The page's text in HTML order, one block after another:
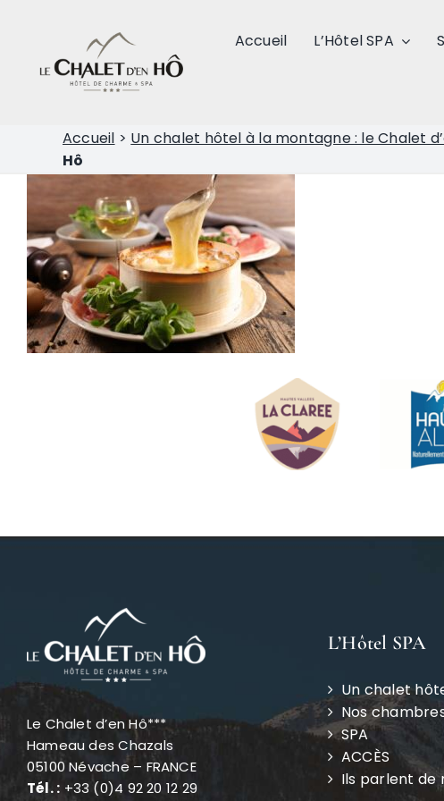
Accueil L’Hôtel SPA
Accueil > Un chalet hôtel à la montagne : le Chalet
Hô
Le Chalet d’en Hô***
Hameau des Chazals
05100 Névache – FRANCE
Tél. : +33 (0)4 92 20 12 29
L’Hôtel SPA
Un chalet
Nos
SPA
ACCÈS
Ils parlent de